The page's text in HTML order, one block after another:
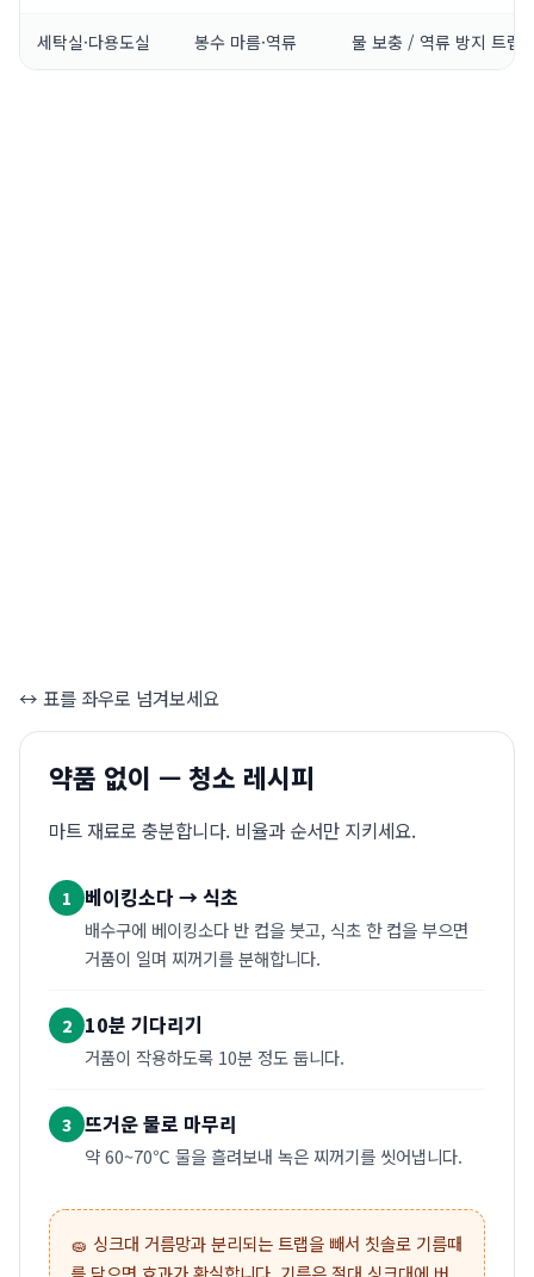
세탁실·다용도실 봉수 마름·역류 물 보충 / 역류 방지 트랩
↔ 표를 좌우로 넘겨보세요
약품 없이 — 청소 레시피
마트 재료로 충분합니다. 비율과 순서만 지키세요.
1 베이킹소다 → 식초
배수구에 베이킹소다 반 컵을 붓고, 식초 한 컵을 부으면
거품이 일며 찌꺼기를 분해합니다.
2 10분 기다리기
거품이 작용하도록 10분 정도 둡니다.
3 뜨거운 물로 마무리
약 60~70℃ 물을 흘려보내 녹은 찌꺼기를 씻어냅니다.
🧽 싱크대 거름망과 분리되는 트랩을 빼서 칫솔로 기름때